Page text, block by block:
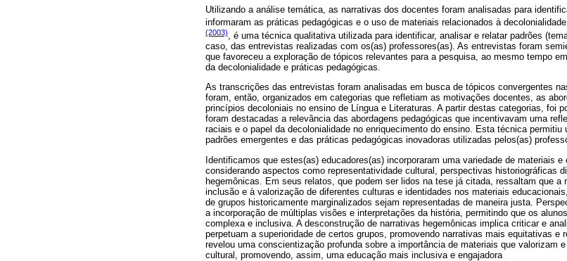
Utilizando a análise temática, as narrativas dos docentes foram analisadas para
informaram as práticas pedagógicas e o uso de materiais relacionados à
(2003), é uma técnica qualitativa utilizada para identificar, analisar e relatar padrões
caso, das entrevistas realizadas com os(as) professores(as). As entrevistas foram
que favoreceu a exploração de tópicos relevantes para a pesquisa, ao mesmo tempo
da decolonialidade e práticas pedagógicas.
As transcrições das entrevistas foram analisadas em busca de tópicos convergentes
foram, então, organizados em categorias que refletiam as motivações docentes, as
princípios decoloniais no ensino de Língua e Literaturas. A partir destas categorias, foi
foram destacadas a relevância das abordagens pedagógicas que incentivavam uma
raciais e o papel da decolonialidade no enriquecimento do ensino. Esta técnica permitiu
padrões emergentes e das práticas pedagógicas inovadoras utilizadas pelos(as)
Identificamos que estes(as) educadores(as) incorporaram uma variedade de materiais e
considerando aspectos como representatividade cultural, perspectivas historiográficas
hegemônicas. Em seus relatos, que podem ser lidos na tese já citada, ressaltam que a
inclusão e à valorização de diferentes culturas e identidades nos materiais
de grupos historicamente marginalizados sejam representadas de maneira justa.
a incorporação de múltiplas visões e interpretações da história, permitindo que os
complexa e inclusiva. A desconstrução de narrativas hegemônicas implica criticar e
perpetuam a superioridade de certos grupos, promovendo narrativas mais equitativas e
revelou uma conscientização profunda sobre a importância de materiais que valorizam
cultural, promovendo, assim, uma educação mais inclusiva e engajadora